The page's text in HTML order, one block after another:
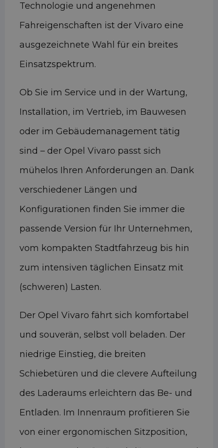
Technologie und angenehmen
Fahreigenschaften ist der Vivaro eine
ausgezeichnete Wahl für ein breites
Einsatzspektrum.
Ob Sie im Service und in der Wartung,
Installation, im Vertrieb, im Bauwesen
oder im Gebäudemanagement tätig
sind – der Opel Vivaro passt sich
mühelos Ihren Anforderungen an. Dank
verschiedener Längen und
Konfigurationen finden Sie immer die
passende Version für Ihr Unternehmen,
vom kompakten Stadtfahrzeug bis hin
zum intensiven täglichen Einsatz mit
(schweren) Lasten.
Der Opel Vivaro fährt sich komfortabel
und souverän, selbst voll beladen. Der
niedrige Einstieg, die breiten
Schiebetüren und die clevere Aufteilung
des Laderaums erleichtern das Be- und
Entladen. Im Innenraum profitieren Sie
von einer ergonomischen Sitzposition,